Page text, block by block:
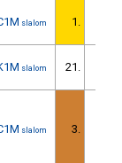
slalom 1.
slalom 21.
slalom 3.